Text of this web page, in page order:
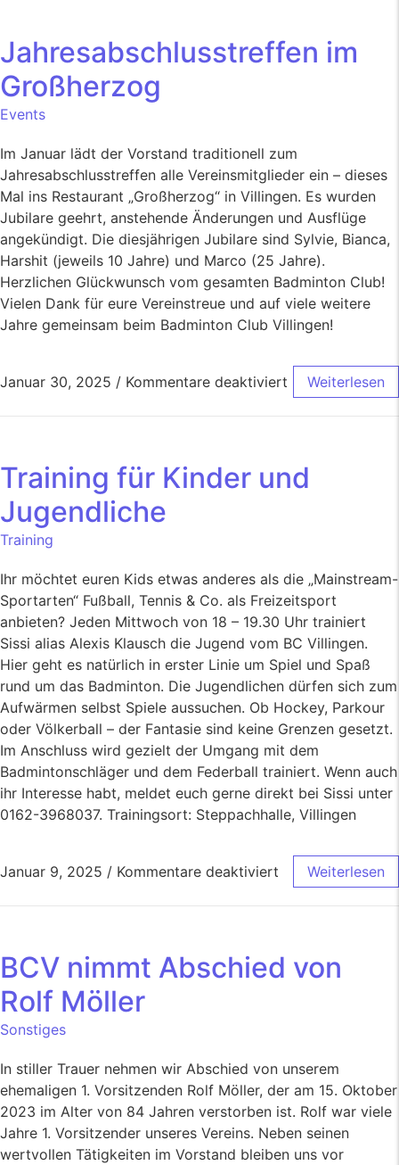
Jahresabschlusstreffen im
Großherzog
Events
Im Januar lädt der Vorstand traditionell zum
Jahresabschlusstreffen alle Vereinsmitglieder ein – dieses
Mal ins Restaurant „Großherzog“ in Villingen. Es wurden
Jubilare geehrt, anstehende Änderungen und Ausflüge
angekündigt. Die diesjährigen Jubilare sind Sylvie, Bianca,
Harshit (jeweils 10 Jahre) und Marco (25 Jahre).
Herzlichen Glückwunsch vom gesamten Badminton Club!
Vielen Dank für eure Vereinstreue und auf viele weitere
Jahre gemeinsam beim Badminton Club Villingen!
Januar 30, 2025 / Kommentare deaktiviert Weiterlesen
Training für Kinder und
Jugendliche
Training
Ihr möchtet euren Kids etwas anderes als die „Mainstream-
Sportarten“ Fußball, Tennis & Co. als Freizeitsport
anbieten? Jeden Mittwoch von 18 – 19.30 Uhr trainiert
Sissi alias Alexis Klausch die Jugend vom BC Villingen.
Hier geht es natürlich in erster Linie um Spiel und Spaß
rund um das Badminton. Die Jugendlichen dürfen sich zum
Aufwärmen selbst Spiele aussuchen. Ob Hockey, Parkour
oder Völkerball – der Fantasie sind keine Grenzen gesetzt.
Im Anschluss wird gezielt der Umgang mit dem
Badmintonschläger und dem Federball trainiert. Wenn auch
ihr Interesse habt, meldet euch gerne direkt bei Sissi unter
0162-3968037. Trainingsort: Steppachhalle, Villingen
Januar 9, 2025 / Kommentare deaktiviert Weiterlesen
BCV nimmt Abschied von
Rolf Möller
Sonstiges
In stiller Trauer nehmen wir Abschied von unserem
ehemaligen 1. Vorsitzenden Rolf Möller, der am 15. Oktober
2023 im Alter von 84 Jahren verstorben ist. Rolf war viele
Jahre 1. Vorsitzender unseres Vereins. Neben seinen
wertvollen Tätigkeiten im Vorstand bleiben uns vor